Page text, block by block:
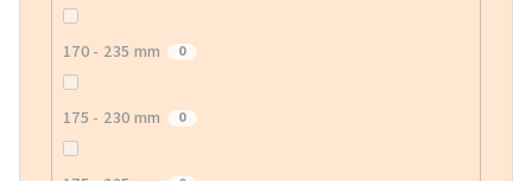
170 - 235 mm 0
175 - 230 mm 0